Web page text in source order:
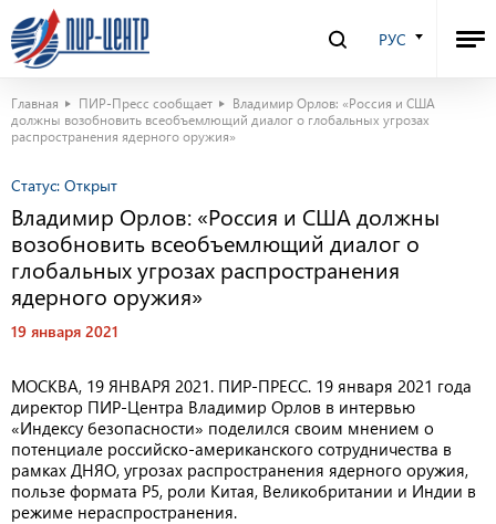
РУС
Главная ПИР-Пресс сообщает
Владимир Орлов: «Россия и США
должны возобновить всеобъемлющий диалог о глобальных угрозах
распространения ядерного оружия»
Статус: Открыт
Владимир Орлов: «Россия и США должны
возобновить всеобъемлющий диалог о
глобальных угрозах распространения
ядерного оружия»
19 января 2021
МОСКВА, 19 ЯНВАРЯ 2021. ПИР-ПРЕСС. 19 января 2021 года
директор ПИР-Центра Владимир Орлов в интервью
«Индексу безопасности» поделился своим мнением о
потенциале российско-американского сотрудничества в
рамках ДНЯО, угрозах распространения ядерного оружия,
пользе формата P5, роли Китая, Великобритании и Индии в
режиме нераспространения.